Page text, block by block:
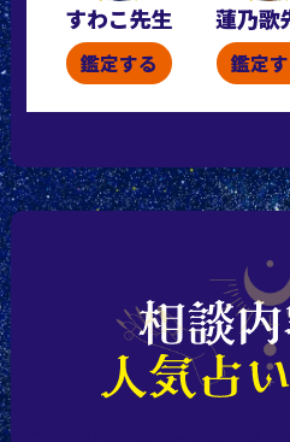
すわこ先生
鑑定する
蓮乃歌
鑑定